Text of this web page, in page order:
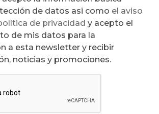
sobre protección de datos asi como el aviso
de privacidad y acepto el
de mis datos para la
a esta newsletter y recibir
noticias y promociones.